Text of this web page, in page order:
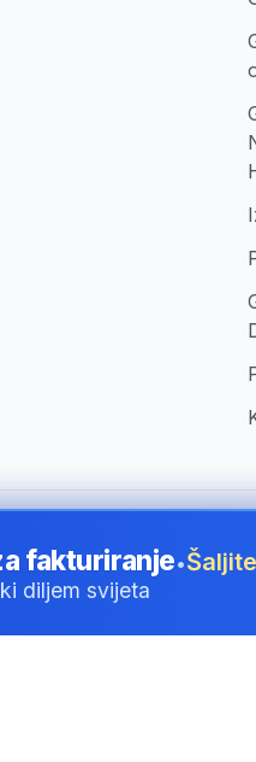
•Za tvrtke u Croatia
fakturiranje•
diljem svijeta